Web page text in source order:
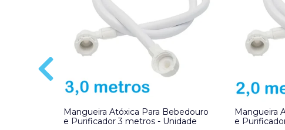
Mangueira Atóxica Para Bebedouro
e Purificador 3 metros - Unidade
Mangueira
e